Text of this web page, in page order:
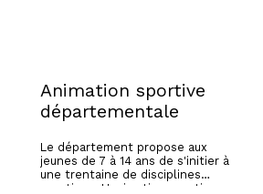
Animation sportive
départementale
Le département propose aux
jeunes de 7 à 14 ans de s'initier à
une trentaine de disciplines
sportives. L'animation sportive